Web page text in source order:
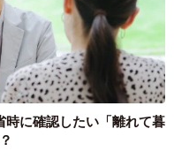
に確認したい「離れて暮